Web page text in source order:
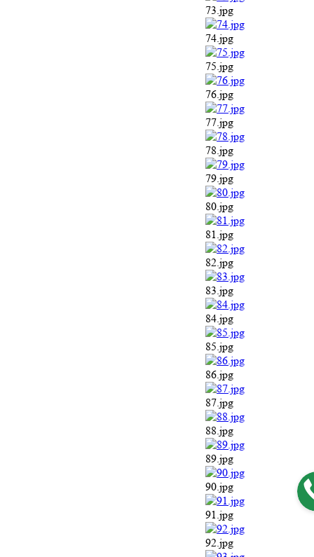
73.jpg
74.jpg
75.jpg
76.jpg
77.jpg
78.jpg
79.jpg
80.jpg
81.jpg
82.jpg
83.jpg
84.jpg
85.jpg
86.jpg
87.jpg
88.jpg
89.jpg
90.jpg
91.jpg
92.jpg